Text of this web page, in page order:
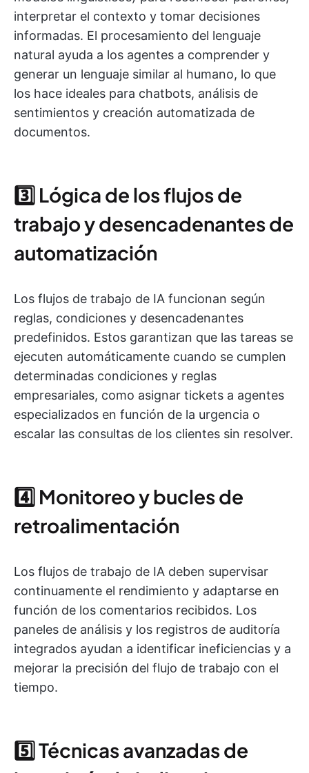
interpretar el contexto y tomar decisiones
informadas. El procesamiento del lenguaje
natural ayuda a los agentes a comprender y
generar un lenguaje similar al humano, lo que
los hace ideales para chatbots, análisis de
sentimientos y creación automatizada de
documentos.
3️⃣ Lógica de los flujos de
trabajo y desencadenantes de
automatización
Los flujos de trabajo de IA funcionan según
reglas, condiciones y desencadenantes
predefinidos. Estos garantizan que las tareas se
ejecuten automáticamente cuando se cumplen
determinadas condiciones y reglas
empresariales, como asignar tickets a agentes
especializados en función de la urgencia o
escalar las consultas de los clientes sin resolver.
4️⃣ Monitoreo y bucles de
retroalimentación
Los flujos de trabajo de IA deben supervisar
continuamente el rendimiento y adaptarse en
función de los comentarios recibidos. Los
paneles de análisis y los registros de auditoría
integrados ayudan a identificar ineficiencias y a
mejorar la precisión del flujo de trabajo con el
tiempo.
5️⃣ Técnicas avanzadas de